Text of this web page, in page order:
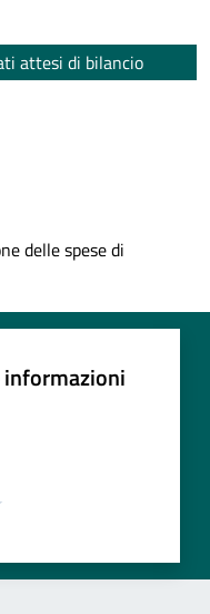
attesi di bilancio
delle spese di
informazioni